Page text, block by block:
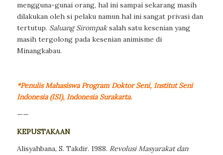
mengguna-gunai orang, hal ini sampai sekarang masih
dilakukan oleh si pelaku namun hal ini sangat privasi dan
tertutup. Saluang Sirompaksalah satu kesenian yang
masih tergolong pada kesenian animisme di
Minangkabau.
*Penulis Mahasiswa Program Doktor Seni, Institut Seni
Indonesia (ISI), Indonesia Surakarta.
——
KEPUSTAKAAN
Alisyahbana, S. Takdir. 1988. Revolusi Masyarakat dan